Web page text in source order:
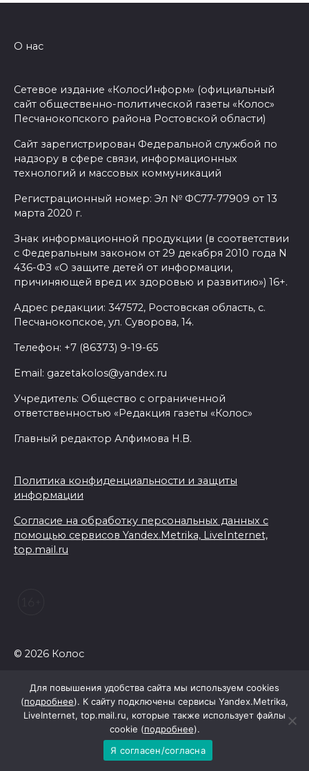
О нас
Сетевое издание «КолосИнформ» (официальный
сайт общественно-политической газеты «Колос»
Песчанокопского района Ростовской области)
Сайт зарегистрирован Федеральной службой по
надзору в сфере связи, информационных
технологий и массовых коммуникаций
Регистрационный номер: Эл № ФС77-77909 от 13
марта 2020 г.
Знак информационной продукции (в соответствии
с Федеральным законом от 29 декабря 2010 года N
436-ФЗ «О защите детей от информации,
причиняющей вред их здоровью и развитию») 16+.
Адрес редакции: 347572, Ростовская область, с.
Песчанокопское, ул. Суворова, 14.
Телефон: +7 (86373) 9-19-65
Email: gazetakolos@yandex.ru
Учредитель: Общество с ограниченной
ответственностью «Редакция газеты «Колос»
Главный редактор Алфимова Н.В.
Политика конфиденциальности и защиты
информации
Согласие на обработку персональных данных с
помощью сервисов Yandex.Metrika, LiveInternet,
top.mail.ru
© 2026 Колос
Для повышения удобства сайта мы используем cookies
(подробнее). К сайту подключены сервисы Yandex.Metrika,
LiveInternet, top.mail.ru, которые также использует файлы
cookie (подробнее).
Я согласен/согласна